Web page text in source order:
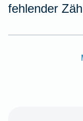
fehlender